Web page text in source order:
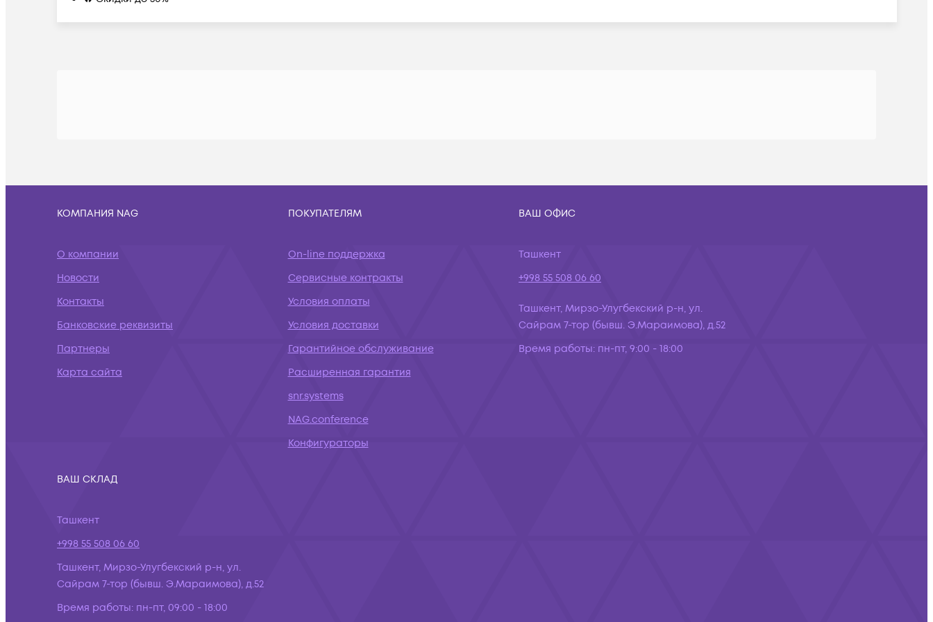
КОМПАНИЯ NAG
О компании
Новости
Контакты
Банковские реквизиты
Партнеры
Карта сайта
ПОКУПАТЕЛЯМ
On-line поддержка
Сервисные контракты
Условия оплаты
Условия доставки
Гарантийное обслуживание
Расширенная гарантия
snr.systems
NAG.conference
Конфигураторы
ВАШ ОФИС
Ташкент
+998 55 508 06 60
Ташкент, Мирзо-Улугбекский р-н, ул.
Сайрам 7-тор (бывш. Э.Мараимова), д.52
Время работы: пн-пт, 9:00 - 18:00
ВАШ СКЛАД
Ташкент
+998 55 508 06 60
Ташкент, Мирзо-Улугбекский р-н, ул.
Сайрам 7-тор (бывш. Э.Мараимова), д.52
Время работы: пн-пт, 09:00 - 18:00